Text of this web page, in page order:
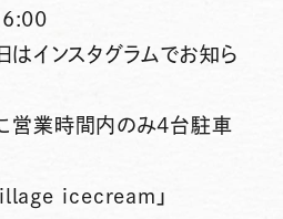
はインスタグラムでお知ら
営業時間内のみ4台駐車
icecream」